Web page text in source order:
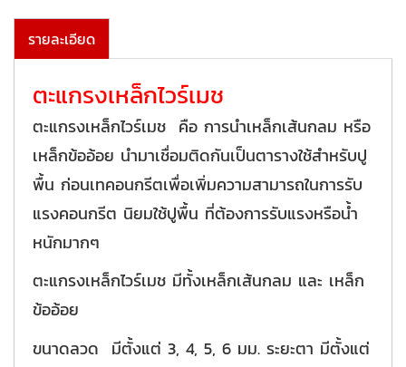
รายละเอียด
ตะแกรงเหล็กไวร์เมช
ตะแกรงเหล็กไวร์เมช คือ การนำเหล็กเส้นกลม หรือ
เหล็กข้ออ้อย นำมาเชื่อมติดกันเป็นตารางใช้สำหรับปู
พื้น ก่อนเทคอนกรีตเพื่อเพิ่มความสามารถในการรับ
แรงคอนกรีต นิยมใช้ปูพื้น ที่ต้องการรับแรงหรือน้ำ
หนักมากๆ
ตะแกรงเหล็กไวร์เมช มีทั้งเหล็กเส้นกลม และ เหล็ก
ข้ออ้อย
ขนาดลวด มีตั้งแต่ 3, 4, 5, 6 มม. ระยะตา มีตั้งแต่